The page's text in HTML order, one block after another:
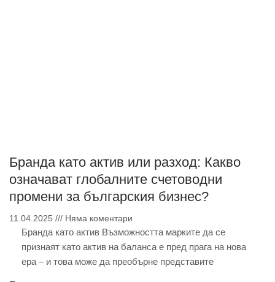
Бранда като актив или разход: Какво
означават глобалните счетоводни
промени за българския бизнес?
11.04.2025 Няма коментари
Бранда като актив Възможността марките да се
признаят като актив на баланса е пред прага на нова
ера – и това може да преобърне представите